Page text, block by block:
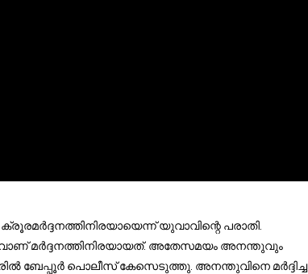
യുവാവിന്റെ പരാതി.
മര്‍ദ്ദനത്തിനിരയായത്. അതേസമയം അനന്തുവും
ബേപ്പൂര്‍ പൊലീസ് കേസെടുത്തു. അനന്തുവിനെ മര്‍ദ്ദിച്ച